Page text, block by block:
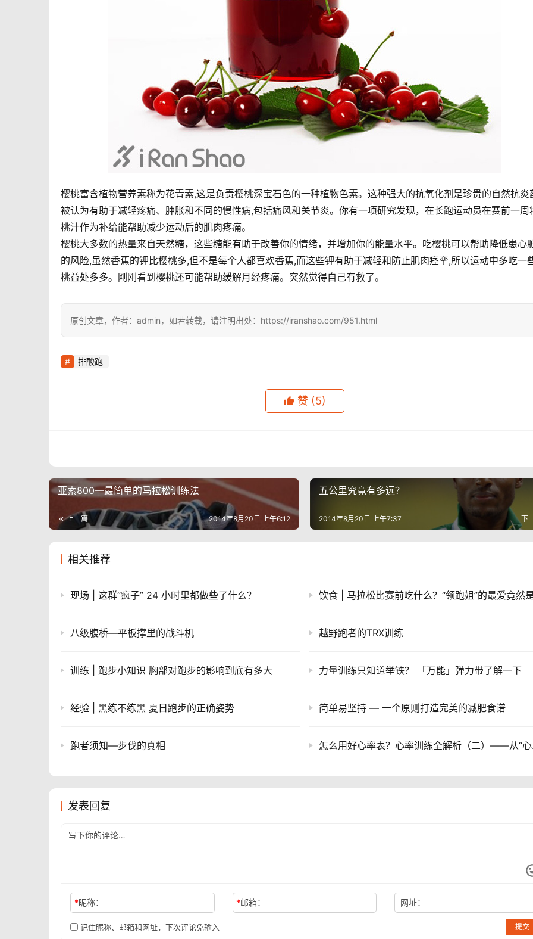
樱桃富含植物营养素称为花青素,这是负责樱桃深宝石色的一种植物色素。这种强大的抗氧化剂是珍贵的自然抗炎
被认为有助于减轻疼痛、肿胀和不同的慢性病,包括痛风和关节炎。你有一项研究发现，在长跑运动员在赛前一周
桃汁作为补给能帮助减少运动后的肌肉疼痛。
樱桃大多数的热量来自天然糖，这些糖能有助于改善你的情绪，并增加你的能量水平。吃樱桃可以帮助降低患心
的风险,虽然香蕉的钾比樱桃多,但不是每个人都喜欢香蕉,而这些钾有助于减轻和防止肌肉痉挛,所以运动中多吃一
桃益处多多。刚刚看到樱桃还可能帮助缓解月经疼痛。突然觉得自己有救了。
原创文章，作者：admin，如若转载，请注明出处：https://iranshao.com/951.html
排酸跑
赞 (5)
亚索800—最简单的马拉松训练法
上一篇 2014年8月20日 上午6:12
五公里究竟有多远？
下
2014年8月20日 上午7:37
相关推荐
现场 | 这群“疯子” 24 小时里都做些了什么？ 饮食 | 马拉松比赛前吃什么？“领跑姐”的最爱竟然
八级腹桥—平板撑里的战斗机 越野跑者的TRX训练
训练 | 跑步小知识 胸部对跑步的影响到底有多大 力量训练只知道举铁？ 「万能」弹力带了解一下
经验 | 黑练不练黑 夏日跑步的正确姿势 简单易坚持 — 一个原则打造完美的减肥食谱
跑者须知—步伐的真相 怎么
发表回复
*昵称： *邮箱： 网址：
记住昵称、邮箱和网址，下次评论免输入 提交